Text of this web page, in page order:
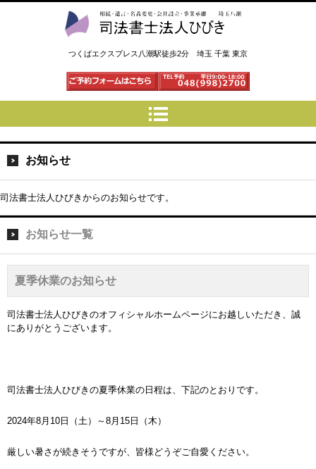
司法書士法人ひびき 八潮三郷
つくばエクスプレス八潮駅徒歩2分 埼玉 千葉 東京
お知らせ
司法書士法人ひびきからのお知らせです。
お知らせ一覧
夏季休業のお知らせ
司法書士法人ひびきのオフィシャルホームページにお越しいただき、誠
にありがとうございます。
司法書士法人ひびきの夏季休業の日程は、下記のとおりです。
2024年8月10日（土）～8月15日（木）
厳しい暑さが続きそうですが、皆様どうぞご自愛ください。